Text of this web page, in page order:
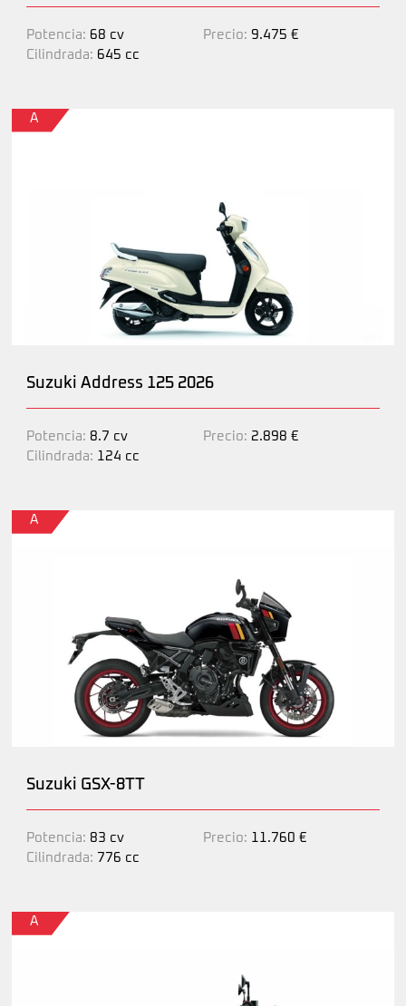
Potencia: 68 cv
Cilindrada: 645 cc
Precio: 9.475 €
A
Suzuki Address 125 2026
Potencia: 8.7 cv
Cilindrada: 124 cc
Precio: 2.898 €
A
Suzuki GSX-8TT
Potencia: 83 cv
Cilindrada: 776 cc
Precio: 11.760 €
A